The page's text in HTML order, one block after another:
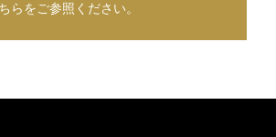
らをご参照ください。